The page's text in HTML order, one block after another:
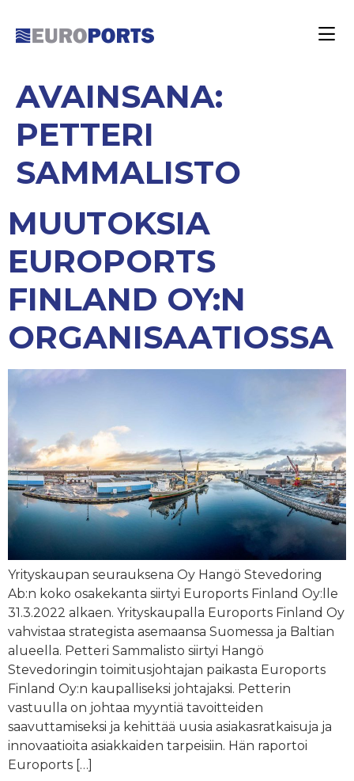
AVAINSANA:
PETTERI
SAMMALISTO
MUUTOKSIA
EUROPORTS
FINLAND OY:N
ORGANISAATIOSSA
Yrityskaupan seurauksena Oy Hangö Stevedoring
Ab:n koko osakekanta siirtyi Euroports Finland Oy:lle
31.3.2022 alkaen. Yrityskaupalla Euroports Finland Oy
vahvistaa strategista asemaansa Suomessa ja Baltian
alueella. Petteri Sammalisto siirtyi Hangö
Stevedoringin toimitusjohtajan paikasta Euroports
Finland Oy:n kaupalliseksi johtajaksi. Petterin
vastuulla on johtaa myyntiä tavoitteiden
saavuttamiseksi ja kehittää uusia asiakasratkaisuja ja
innovaatioita asiakkaiden tarpeisiin. Hän raportoi
Euroports […]